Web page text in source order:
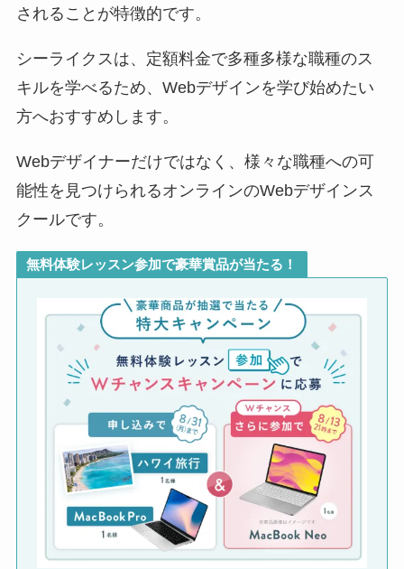
されることが特徴的です。
シーライクスは、定額料金で多種多様な職種のス
キルを学べるため、Webデザインを学び始めたい
方へおすすめします。
Webデザイナーだけではなく、様々な職種への可
能性を見つけられるオンラインのWebデザインス
クールです。
無料体験レッスン参加で豪華賞品が当たる！